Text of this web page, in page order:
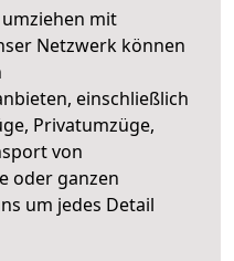
umziehen mit
Netzwerk können
einschließlich
Privatumzüge,
von
oder ganzen
um jedes Detail